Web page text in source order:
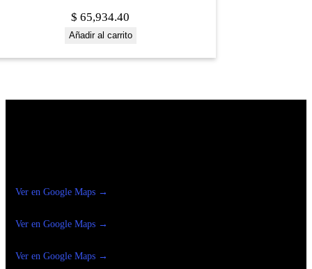
$ 65,934.40
Añadir al carrito
Ver en Google Maps →
Ver en Google Maps →
Ver en Google Maps →